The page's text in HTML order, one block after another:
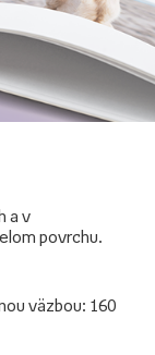
a v
povrchu.
väzbou: 160